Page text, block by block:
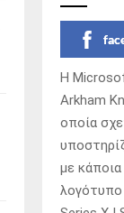
Η
Arkham
οποία
με κάποια
λογότυπο